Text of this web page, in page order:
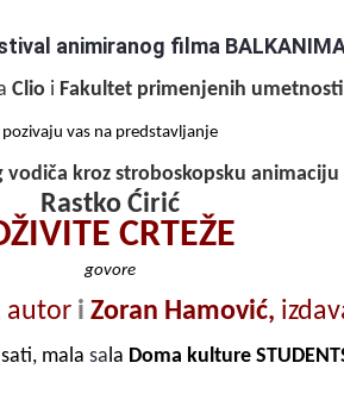
Националне пензије у издаваштву —
Посебна признања Владе Репу…
У
Маки
animiranog filma
Clio i Fakultet primenjenih umetnosti
pozivaju vas na predstavljanje
kroz stroboskopsku animaciju
Rastko Ćirić
CRTEŽE
govore
autor i Zoran Hamović,
sati, malasala Doma kulture